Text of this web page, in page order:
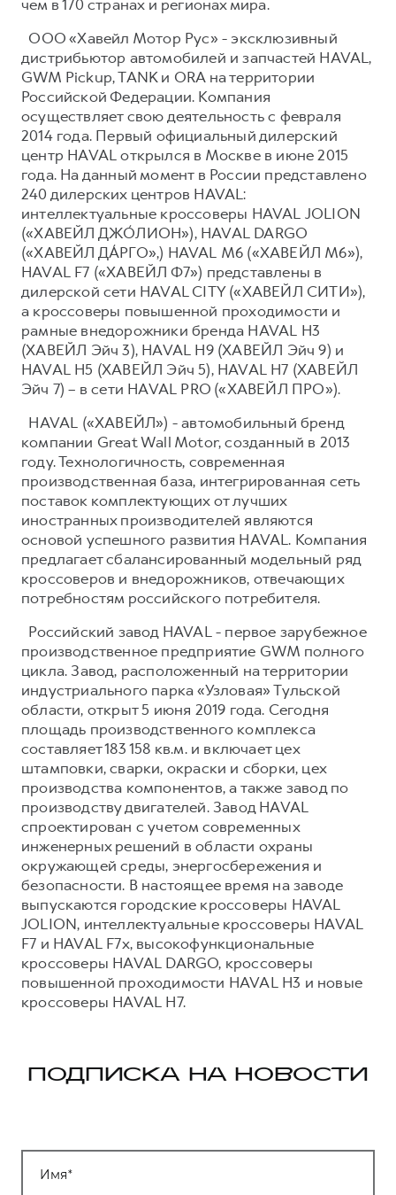
чем в 170 странах и регионах мира.
ООО «Хавейл Мотор Рус» - эксклюзивный
дистрибьютор автомобилей и запчастей HAVAL,
GWM Pickup, TANK и ORA на территории
Российской Федерации. Компания
осуществляет свою деятельность с февраля
2014 года. Первый официальный дилерский
центр HAVAL открылся в Москве в июне 2015
года. На данный момент в России представлено
240 дилерских центров HAVAL:
интеллектуальные кроссоверы HAVAL JOLION
(«ХАВЕЙЛ ДЖО́ЛИОН»), HAVAL DARGO
(«ХАВЕЙЛ ДА́РГО»,) HAVAL М6 («ХАВЕЙЛ M6»),
HAVAL F7 («ХАВЕЙЛ Ф7») представлены в
дилерской сети HAVAL CITY («ХАВЕЙЛ СИТИ»),
а кроссоверы повышенной проходимости и
рамные внедорожники бренда HAVAL H3
(ХАВЕЙЛ Эйч 3), HAVAL H9 (ХАВЕЙЛ Эйч 9) и
HAVAL H5 (ХАВЕЙЛ Эйч 5), HAVAL H7 (ХАВЕЙЛ
Эйч 7) – в сети HAVAL PRO («ХАВЕЙЛ ПРО»).
HAVAL («ХАВЕЙЛ») - автомобильный бренд
компании Great Wall Motor, созданный в 2013
году. Технологичность, современная
производственная база, интегрированная сеть
поставок комплектующих от лучших
иностранных производителей являются
основой успешного развития HAVAL. Компания
предлагает сбалансированный модельный ряд
кроссоверов и внедорожников, отвечающих
потребностям российского потребителя.
Российский завод HAVAL - первое зарубежное
производственное предприятие GWM полного
цикла. Завод, расположенный на территории
индустриального парка «Узловая» Тульской
области, открыт 5 июня 2019 года. Сегодня
площадь производственного комплекса
составляет 183 158 кв.м. и включает цех
штамповки, сварки, окраски и сборки, цех
производства компонентов, а также завод по
производству двигателей. Завод HAVAL
спроектирован с учетом современных
инженерных решений в области охраны
окружающей среды, энергосбережения и
безопасности. В настоящее время на заводе
выпускаются городские кроссоверы HAVAL
JOLION, интеллектуальные кроссоверы HAVAL
F7 и HAVAL F7x, высокофункциональные
кроссоверы HAVAL DARGO, кроссоверы
повышенной проходимости HAVAL H3 и новые
кроссоверы HAVAL H7.
ПОДПИСКА НА НОВОСТИ
Имя